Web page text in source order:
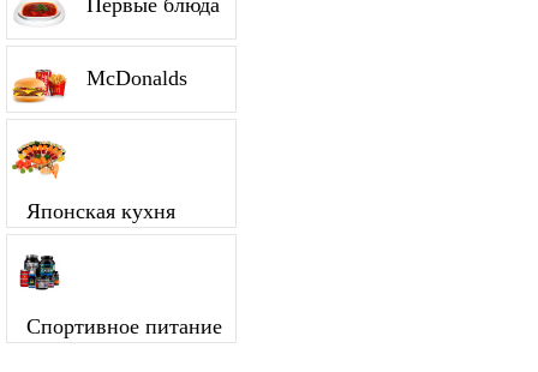
Первые блюда
McDonalds
Японская кухня
Спортивное питание